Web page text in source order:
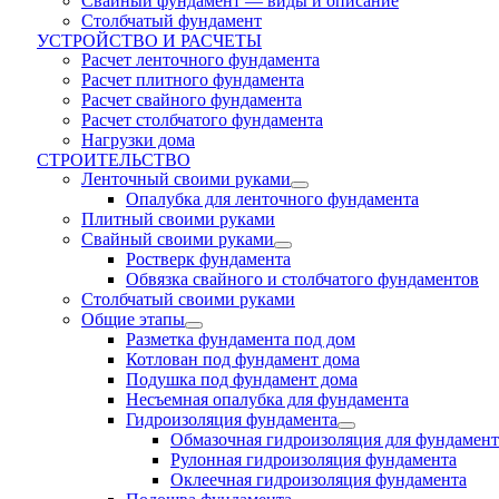
Столбчатый фундамент
УСТРОЙСТВО И РАСЧЕТЫ
Расчет ленточного фундамента
Расчет плитного фундамента
Расчет свайного фундамента
Расчет столбчатого фундамента
Нагрузки дома
СТРОИТЕЛЬСТВО
Ленточный своими руками
Опалубка для ленточного фундамента
Плитный своими руками
Свайный своими руками
Ростверк фундамента
Обвязка свайного и столбчатого фундаментов
Cтолбчатый своими руками
Общие этапы
Разметка фундамента под дом
Котлован под фундамент дома
Подушка под фундамент дома
Несъемная опалубка для фундамента
Гидроизоляция фундамента
Обмазочная гидроизоляция для
Рулонная гидроизоляция фундамента
Оклеечная гидроизоляция фундамента